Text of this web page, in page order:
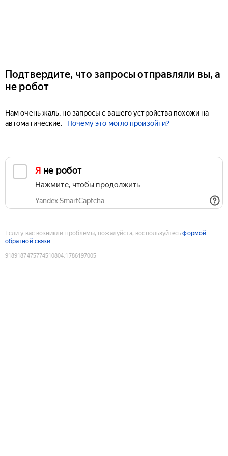
Подтвердите, что запросы отправляли вы, а
не робот
Нам очень жаль, но запросы с вашего устройства похожи на
автоматические.
Почему это могло произойти?
Я не робот
Нажмите, чтобы продолжить
Yandex SmartCaptcha
Если у вас возникли проблемы, пожалуйста, воспользуйтесьформой
обратной связи
9189187475774510804:1786197005